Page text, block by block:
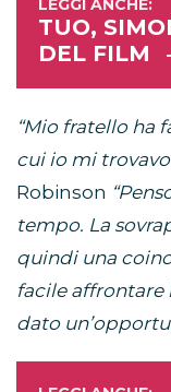
TUO,
DEL FILM
“Mio fratello ha
cui io mi
Robinson
tempo. La
quindi una
facile affrontare
dato